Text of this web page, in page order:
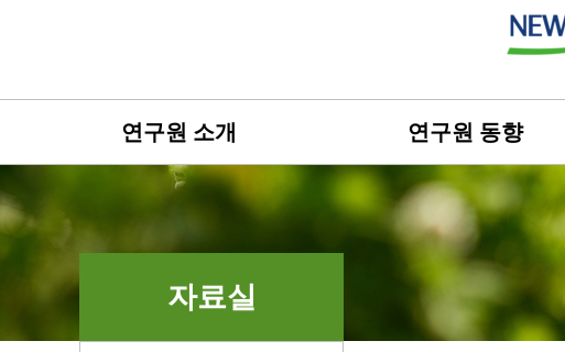
연구원 소개 연구원 동향
자료실